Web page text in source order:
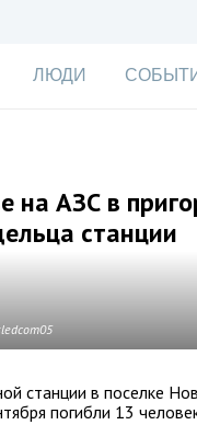
ЛЮДИ
на АЗС в
станции
станции в поселке
погибли 13